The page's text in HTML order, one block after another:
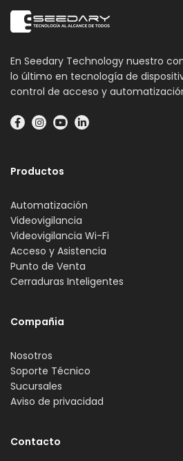
En Seedary Technology nuestro
lo último en tecnología de
control de acceso y
Productos
Automatización
Videovigilancia
Videovigilancia Wi-Fi
Acceso y Asistencia
Punto de Venta
Cerraduras Inteligentes
Compañia
Nosotros
Soporte Técnico
Sucursales
Aviso de privacidad
Contacto